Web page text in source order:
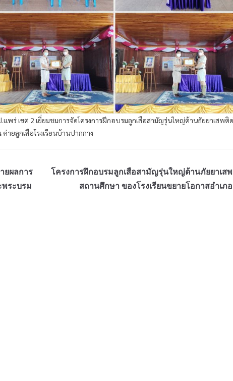
ร่ เขต 2 เยี่ยมชมการจัดโครงการฝึกอบรมลูกเสือสามัญรุ่นใหญ่ต้านภัยยาเสพติ
ายลูกเสือโรงเรียนบ้านปากกาง
ยผลการ
ระบรม
โครงการฝึกอบรมลูกเสือสามัญรุ่นใหญ่ต้านภัยยาเส
สถานศึกษา ของโรงเรียนขยายโอกาสอำเภ